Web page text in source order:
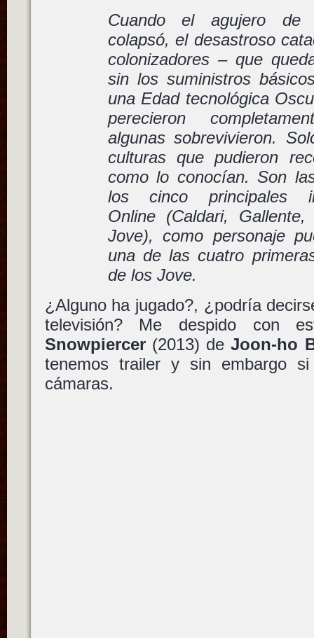
Cuando el agujero de
colapsó, el desastroso
colonizadores – que
sin los suministros
una Edad tecnológica
perecieron
algunas sobrevivieron.
culturas que pudieron
como lo conocían. Son
los cinco
Online(Caldari, Gallente,
Jove), como personaje
una de las cuatro
de los Jove.
¿Alguno ha jugado?, ¿podría
televisión? Me despido con
Snowpiercer(2013) deJoon-ho
tenemos trailer y sin embargo
cámaras.